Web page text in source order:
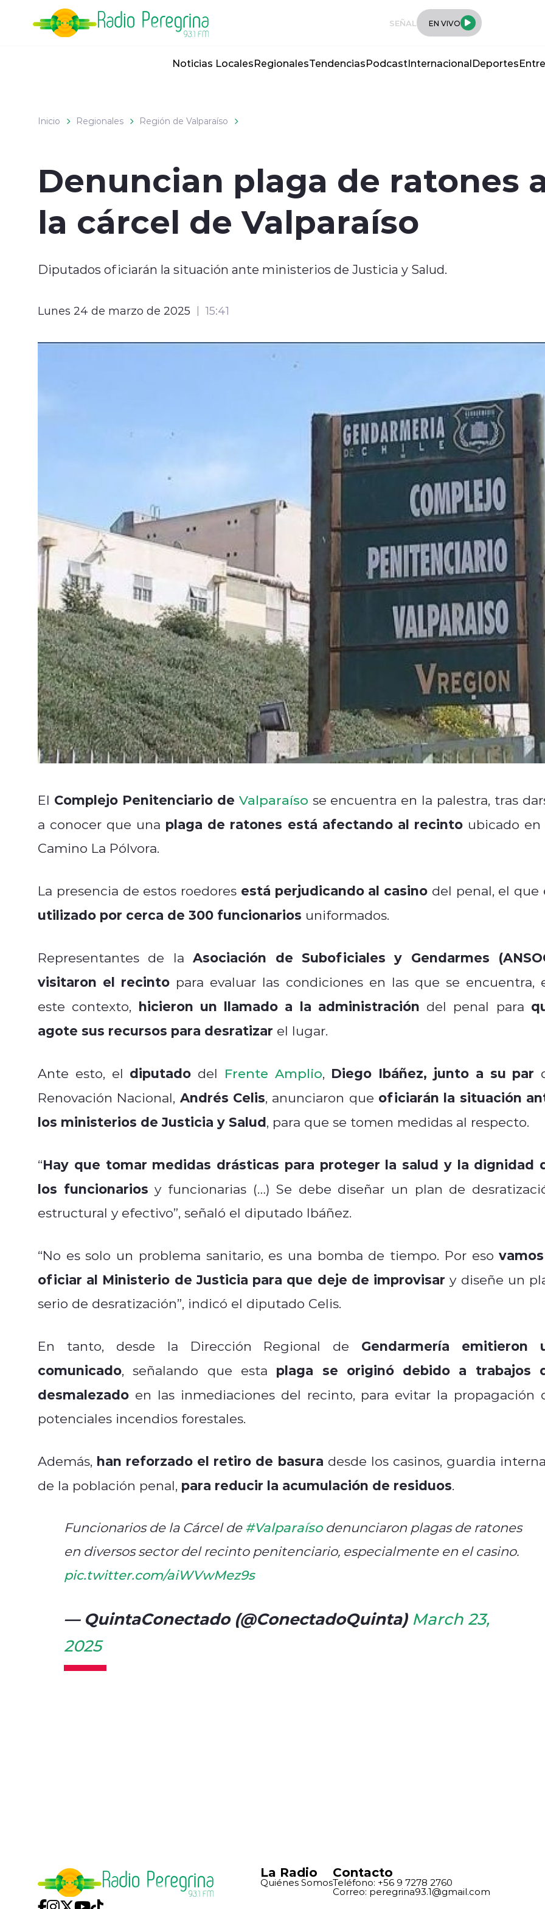
SEÑAL EN VIVO
Noticias LocalesRegionalesTendenciasPodcastInternacionalDeportes
Inicio Regionales Región de Valparaíso
Denuncian plaga de ratones
la cárcel de Valparaíso
Diputados oficiarán la situación ante ministerios de Justicia y Salud.
Lunes 24 de marzo de 2025 15:41
El Complejo Penitenciario de Valparaíso se encuentra en la palestra, tras
a conocer que una plaga de ratones está afectando al recintoubicado en
Camino La Pólvora.
La presencia de estos roedores está perjudicando al casino del penal, el que
utilizado por cerca de 300 funcionarios uniformados.
Representantes de laAsociación de Suboficiales y Gendarmes
visitaron el recinto para evaluar las condiciones en las que se encuentra,
este contexto, hicieron un llamado a la administración del penal para
agote sus recursos para desratizar el lugar.
Ante esto, el diputado del Frente Amplio, Diego Ibáñez, junto a su par
Renovación Nacional, Andrés Celis, anunciaron que oficiarán la situación
los ministerios de Justicia y Salud, para que se tomen medidas al respecto.
“Hay que tomar medidas drásticas para proteger la salud y la dignidad
los funcionarios y funcionarias (…) Se debe diseñar un plan de
estructural y efectivo”, señaló el diputado Ibáñez.
“No es solo un problema sanitario, es una bomba de tiempo. Por eso
oficiar al Ministerio de Justicia para que deje de improvisar y diseñe un
serio de desratización”, indicó el diputado Celis.
En tanto, desde la Dirección Regional de Gendarmería emitieron
comunicado, señalando que esta plaga se originó debido a trabajos
desmalezado en las inmediaciones del recinto, para evitar la propagación
potenciales incendios forestales.
Además, han reforzado el retiro de basura desde los casinos, guardia
de la población penal, para reducir la acumulación de residuos.
Funcionarios de la Cárcel de#Valparaísodenunciaron plagas de ratones
en diversos sector del recinto penitenciario, especialmente en el casino.
pic.twitter.com/aiWVwMez9s
— QuintaConectado (@ConectadoQuinta) March 23,
2025
La Radio
Quiénes Somos
Contacto
Teléfono: +56 9 7278 2760
Correo: peregrina93.1@gmail.com